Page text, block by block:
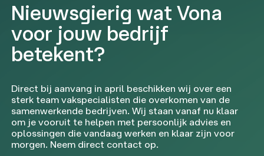
Nieuwsgierig wat Vona
voor jouw bedrijf
betekent?
Direct bij aanvang in april beschikken wij over een
sterk team vakspecialisten die overkomen van de
samenwerkende bedrijven. Wij staan vanaf nu klaar
om je vooruit te helpen met persoonlijk advies en
oplossingen die vandaag werken en klaar zijn voor
morgen. Neem direct contact op.